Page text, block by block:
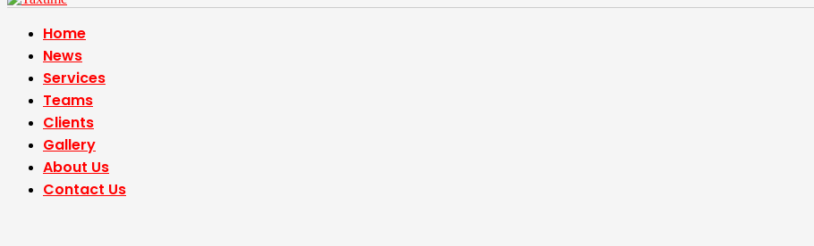
Home
News
Services
Teams
Clients
Gallery
About Us
Contact Us